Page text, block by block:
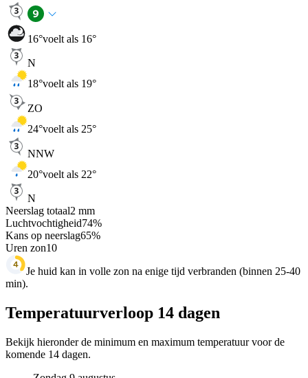
16°voelt als 16°
N
18°voelt als 19°
ZO
24°voelt als 25°
NNW
20°voelt als 22°
N
Neerslag totaal2 mm
Luchtvochtigheid74%
Kans op neerslag65%
Uren zon10
Je huid kan in volle zon na enige tijd verbranden (binnen 25-40
min).
Temperatuurverloop 14 dagen
Bekijk hieronder de minimum en maximum temperatuur voor de
komende 14 dagen.